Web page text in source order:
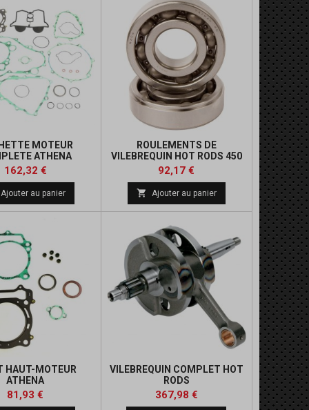
MOTEUR
ATHENA
Prix
162,32 €Prix
de
base
Ajouter au panier
ROULEMENTS DE
VILEBREQUIN HOT RODS 450
YFZ
Prix
92,17 €
base
 Ajouter au panier
HAUT-MOTEUR
ATHENA
Prix
81,93 €
VILEBREQUIN COMPLET HOT
RODS
Prix
367,98 €Prix